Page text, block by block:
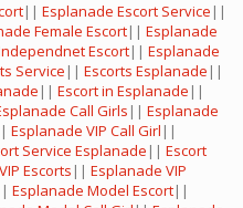
|| Esplanade Escort Service ||
Female Escort|| Esplanade
Escort|| Esplanade
Service || Escorts Esplanade ||
|| Escort in Esplanade ||
Call Girls || Esplanade
Esplanade VIP Call Girl ||
Service Esplanade || Escort
Escorts || Esplanade VIP
Esplanade Model Escort||